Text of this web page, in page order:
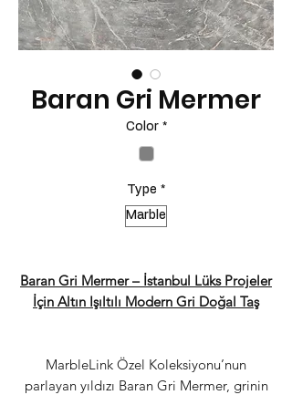
Baran Gri Mermer
Color *
Type *
Marble
Baran Gri Mermer – İstanbul Lüks Projeler
İçin Altın Işıltılı Modern Gri Doğal Taş
MarbleLink Özel Koleksiyonu’nun
parlayan yıldızı Baran Gri Mermer, grinin